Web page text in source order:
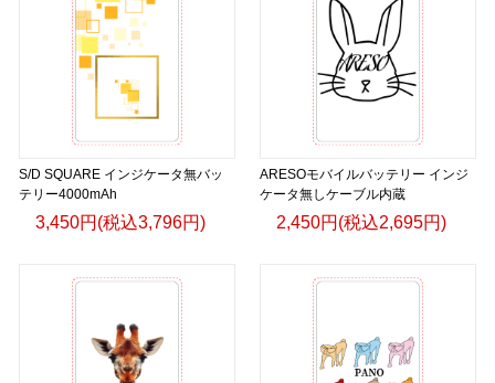
S/D SQUARE インジケータ無バッ
テリー4000mAh
3,450円(税込3,796円)
ARESOモバイルバッテリー インジ
ケータ無しケーブル内蔵
2,450円(税込2,695円)